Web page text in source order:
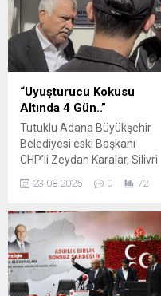
“Uyuşturucu Kokusu
Altında 4 Gün..”
Tutuklu Adana Büyükşehir
Belediyesi eski Başkanı
CHP’li Zeydan Karalar, Silivri
sorularını yanıtladı 47
bulunan Karalar, gözaltı
sürecinden Adana halkının
kendisine olan desteğine
kadar birçok konuya değindi.
Adanalı yurttaşların gözaltı
23.08.2025 0 72